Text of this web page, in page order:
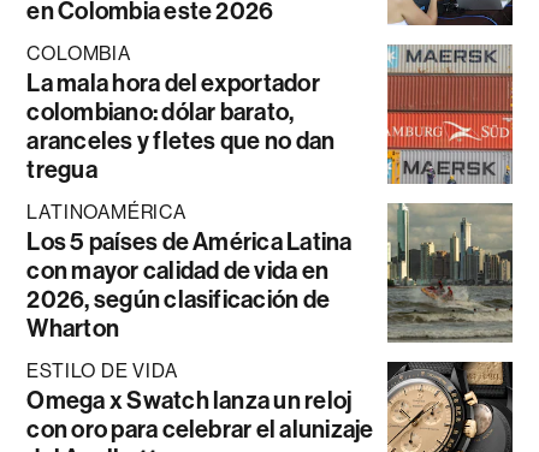
en Colombia este 2026
COLOMBIA
La mala hora del exportador
colombiano: dólar barato,
aranceles y fletes que no dan
tregua
LATINOAMÉRICA
Los 5 países de América Latina
con mayor calidad de vida en
2026, según clasificación de
Wharton
ESTILO DE VIDA
Omega x Swatch lanza un reloj
con oro para celebrar el alunizaje